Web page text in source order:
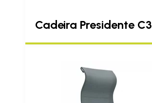
Cadeira Presidente C3